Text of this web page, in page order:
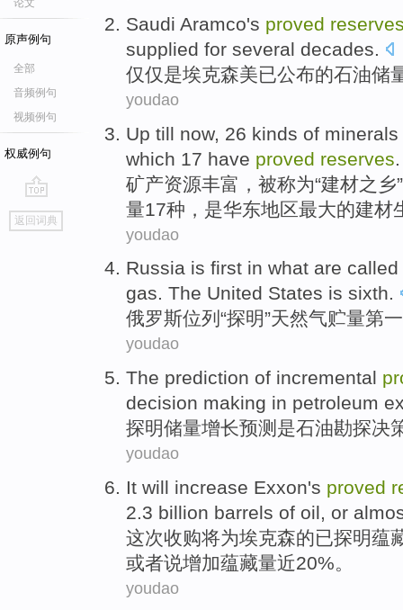
论文
原声例句
全部
音频例句
视频例句
权威例句
go
top
返回词典
Saudi Aramco's proved
supplied for several decades.
仅仅是埃克森美已公布的石油储
youdao
Up till now, 26 kinds of minerals
which 17 have proved reserves
矿产资源丰富， 被称为“建材之乡
量17种，是华东地区最大的建材
youdao
Russia is first in what are called
gas. The United States is sixth.
俄罗斯位列“探明”天然气贮量第一
youdao
The prediction of incremental
decision making in petroleum
探明储量增长预测 是石油勘探决
youdao
It will increase Exxon's proved
2.3 billion barrels of oil, or
这次收购将为埃克森的已探明蕴
或者说增加蕴藏量近20%。
youdao